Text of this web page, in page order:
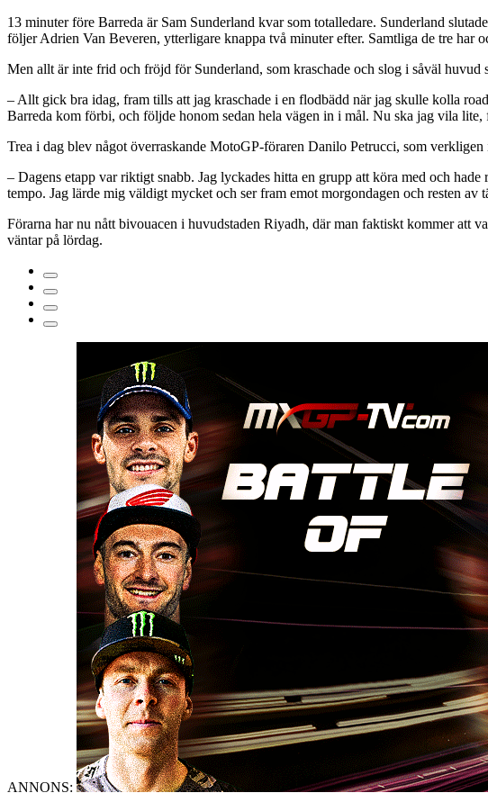
13 minuter före Barreda är Sam Sunderland kvar som totalledare. Sunderland
följer Adrien Van Beveren, ytterligare knappa två minuter efter. Samtliga de tre har
Men allt är inte frid och fröjd för Sunderland, som kraschade och slog i såväl huvud
– Allt gick bra idag, fram tills att jag kraschade i en flodbädd när jag skulle kolla
Barreda kom förbi, och följde honom sedan hela vägen in i mål. Nu ska jag vila
Trea i dag blev något överraskande MotoGP-föraren Danilo Petrucci, som
– Dagens etapp var riktigt snabb. Jag lyckades hitta en grupp att köra med och
tempo. Jag lärde mig väldigt mycket och ser fram emot morgondagen och resten
Förarna har nu nått bivouacen i huvudstaden Riyadh, där man faktiskt kommer att
väntar på lördag.
ANNONS: